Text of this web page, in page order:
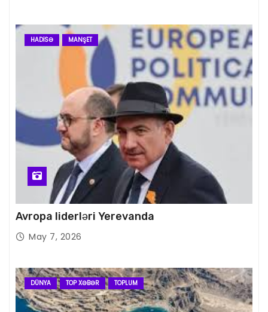
HADISƏ MANŞET
Avropa liderləri Yerevanda
May 7, 2026
DÜNYA TOP XƏBƏR TOPLUM